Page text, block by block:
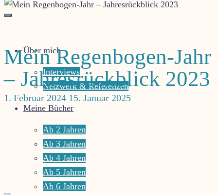
Katharina
Geschichten
lassen
das
Leben
leuchten
Über mich
Interviews
Netzwerk & Referenzen
Meine Bücher
Ab 2 Jahren
Ab 3 Jahren
Ab 4 Jahren
Ab 5 Jahren
Ab 6 Jahren
Mein Regenbogen-Jahr
– Jahresrückblick 2023
1. Februar 2024 15. Januar 2025